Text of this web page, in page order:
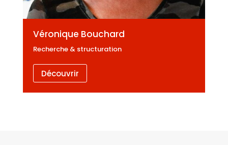
Véronique Bouchard
Recherche & structuration
Découvrir